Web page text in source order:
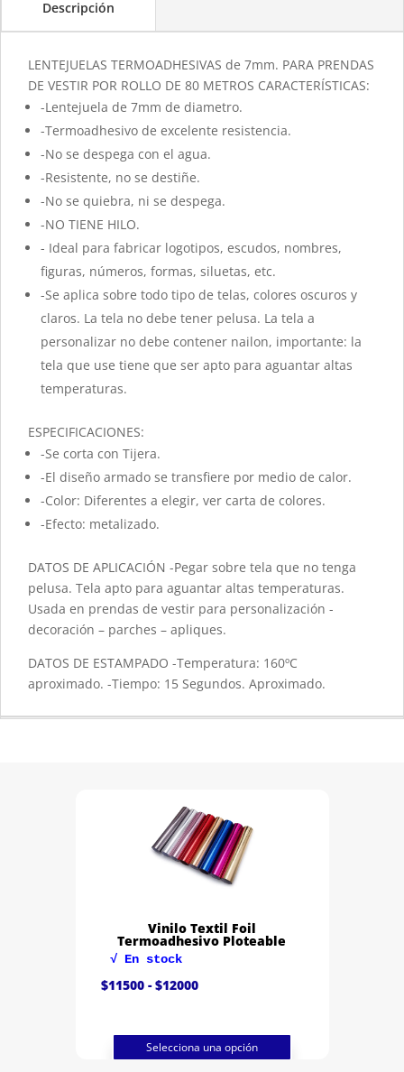
Descripción
LENTEJUELAS TERMOADHESIVAS de 7mm. PARA PRENDAS
DE VESTIR POR ROLLO DE 80 METROS CARACTERÍSTICAS:
-Lentejuela de 7mm de diametro.
-Termoadhesivo de excelente resistencia.
-No se despega con el agua.
-Resistente, no se destiñe.
-No se quiebra, ni se despega.
-NO TIENE HILO.
- Ideal para fabricar logotipos, escudos, nombres,
figuras, números, formas, siluetas, etc.
-Se aplica sobre todo tipo de telas, colores oscuros y
claros. La tela no debe tener pelusa. La tela a
personalizar no debe contener nailon, importante: la
tela que use tiene que ser apto para aguantar altas
temperaturas.
ESPECIFICACIONES:
-Se corta con Tijera.
-El diseño armado se transfiere por medio de calor.
-Color: Diferentes a elegir, ver carta de colores.
-Efecto: metalizado.
DATOS DE APLICACIÓN -Pegar sobre tela que no tenga
pelusa. Tela apto para aguantar altas temperaturas.
Usada en prendas de vestir para personalización -
decoración – parches – apliques.
DATOS DE ESTAMPADO -Temperatura: 160ºC
aproximado. -Tiempo: 15 Segundos. Aproximado.
Vinilo Textil Foil
Termoadhesivo Ploteable
√ En stock
$11500 - $12000Rango
de
hasta
$12000
Selecciona una opción